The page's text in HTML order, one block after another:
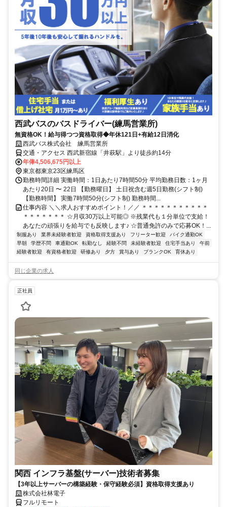
西武バスのバスドライバー(練馬営業所)
無資格OK！給与得つつ資格取得◆年休121日+有給12日消化
西武バス株式会社 練馬営業所
交通・アクセス 西武新宿線「井萩駅」より徒歩約14分
年俸4,506,675円以上
東京都東京23区練馬区
勤務時間詳細 実働時間：1日あたり7時間50分 平均勤務日数：1ヶ月
あたり20日 〜 22日 【勤務曜日】 土日祝含む週5日勤務(シフト制)
【勤務時間】 実働7時間50分(シフト制) 勤務時間...
仕事内容 ＼＼求人おすすめポイント！／／ ＊＊＊＊＊＊＊＊＊＊＊
＊＊＊＊＊＊＊ ☆月収30万以上可能◎ ※残業代も１分単位で支給！
あなたの頑張りを給与でも反映します♪ ☆普通免許のみで応募OK！...
制服あり 業界未経験者歓迎 資格取得支援あり フリーター歓迎
バイク通勤OK
早朝
学歴不問 車通勤OK 転勤なし 経験不問 未経験者歓迎 住宅手当あり
午前
経験者歓迎
有資格者歓迎 研修あり 夕方 賞与あり ブランクOK 育休あり
同じ企業の求人
正社員
関西 インフラ基盤(サーバー)技術者募集
【3年以上サーバーの構築経験・保守経験必須】資格取得支援あり
株式会社林電子
フルリモート